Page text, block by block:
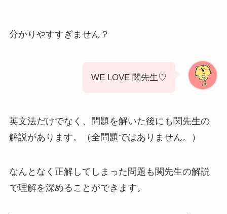
分かりやすすぎません？
WE LOVE 関先生♡
英文法だけでなく、問題を解いた後にも関先生の
解説があります。（全問題ではありません。）
なんとなく正解してしまった問題も関先生の解説
で理解を深めることができます。